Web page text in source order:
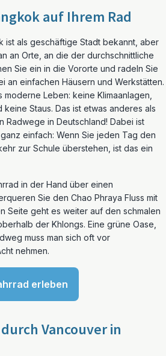
auf Ihrem Rad
ist als geschäftige Stadt bekannt, aber
an Orte, an die der durchschnittliche
Sie ein in die Vororte und radeln Sie
an einfachen Häusern und Werkstätten.
Leben: keine Klimaanlagen,
Staus. Das ist etwas anderes als
Radwege in Deutschland! Dabei ist
einfach: Wenn Sie jeden Tag den
zur Schule überstehen, ist das ein
in der Hand über einen
Sie den Chao Phraya Fluss mit
Seite geht es weiter auf den schmalen
der Khlongs. Eine grüne Oase,
muss man sich oft vor
nehmen.
erleben
Vancouver in